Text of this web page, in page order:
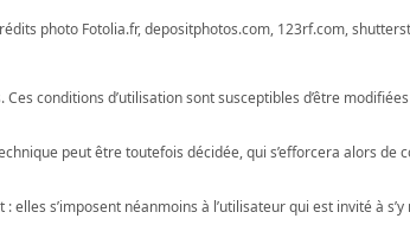
photo Fotolia.fr, depositphotos.com, 123rf.com,
conditions d’utilisation sont susceptibles d’être
peut être toutefois décidée, qui s’efforcera alors
s’imposent néanmoins à l’utilisateur qui est invité à